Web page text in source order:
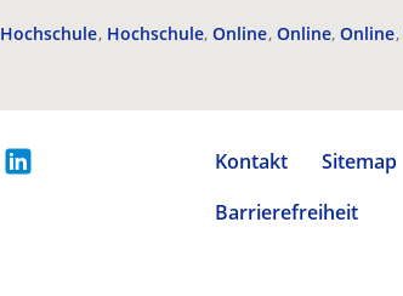
Hochschule Hochschule Online Online Online
Kontakt Sitemap
Barrierefreiheit